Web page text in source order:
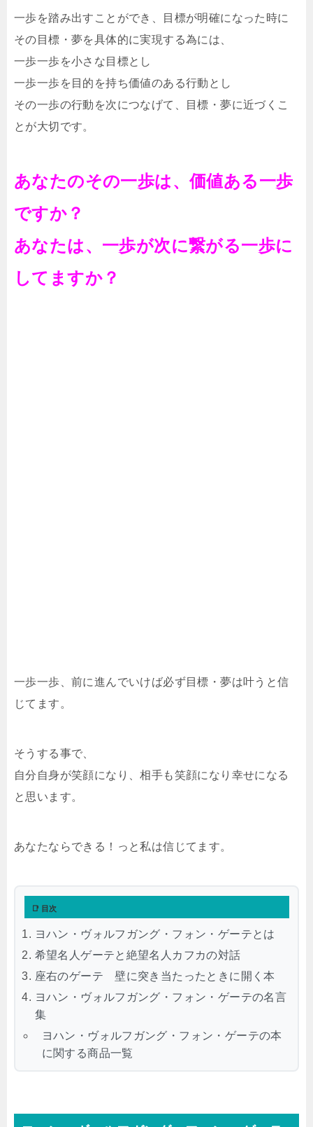
一歩を踏み出すことができ、目標が明確になった時に
その目標・夢を具体的に実現する為には、
一歩一歩を小さな目標とし
一歩一歩を目的を持ち価値のある行動とし
その一歩の行動を次につなげて、目標・夢に近づくこ
とが大切です。
あなたのその一歩は、価値ある一歩
ですか？
あなたは、一歩が次に繋がる一歩に
してますか？
一歩一歩、前に進んでいけば必ず目標・夢は叶うと信
じてます。
そうする事で、
自分自身が笑顔になり、相手も笑顔になり幸せになる
と思います。
あなたならできる！っと私は信じてます。
📑 目次
ヨハン・ヴォルフガング・フォン・ゲーテとは
希望名人ゲーテと絶望名人カフカの対話
座右のゲーテ 壁に突き当たったときに開く本
ヨハン・ヴォルフガング・フォン・ゲーテの名言
集
ヨハン・ヴォルフガング・フォン・ゲーテの本
に関する商品一覧